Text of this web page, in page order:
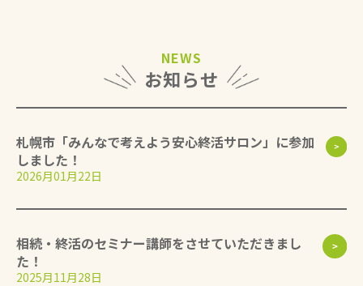
NEWS
お知らせ
札幌市「みんなで考えよう安心終活サロン」に参加
しました！
2026月01月22日
相続・終活のセミナー講師をさせていただきまし
た！
2025月11月28日